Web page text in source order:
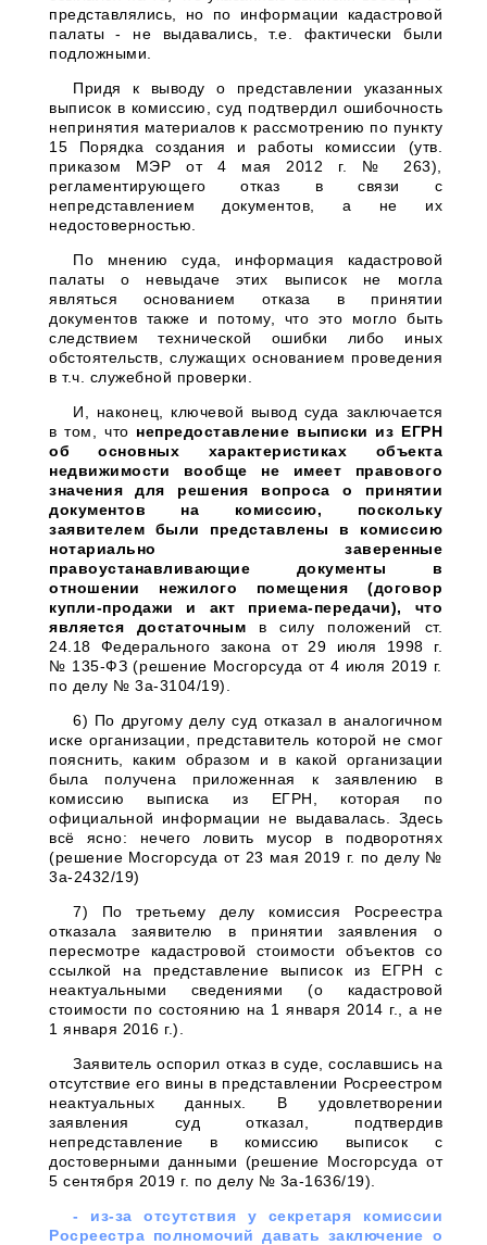
представлялись, но по информации кадастровой
палаты - не выдавались, т.е. фактически были
подложными.
Придя к выводу о представлении указанных
выписок в комиссию, суд подтвердил ошибочность
непринятия материалов к рассмотрению по пункту
15 Порядка создания и работы комиссии (утв.
приказом МЭР от 4 мая 2012 г. № 263),
регламентирующего отказ в связи с
непредставлением документов, а не их
недостоверностью.
По мнению суда, информация кадастровой
палаты о невыдаче этих выписок не могла
являться основанием отказа в принятии
документов также и потому, что это могло быть
следствием технической ошибки либо иных
обстоятельств, служащих основанием проведения
в т.ч. служебной проверки.
И, наконец, ключевой вывод суда заключается
в том, что непредоставление выписки из ЕГРН
об основных характеристиках объекта
недвижимости вообще не имеет правового
значения для решения вопроса о принятии
документов на комиссию, поскольку
заявителем были представлены в комиссию
нотариально заверенные
правоустанавливающие документы в
отношении нежилого помещения (договор
купли-продажи и акт приема-передачи), что
является достаточным в силу положений ст.
24.18 Федерального закона от 29 июля 1998 г.
№ 135-ФЗ (решение Мосгорсуда от 4 июля 2019 г.
по делу № 3а-3104/19).
6) По другому делу суд отказал в аналогичном
иске организации, представитель которой не смог
пояснить, каким образом и в какой организации
была получена приложенная к заявлению в
комиссию выписка из ЕГРН, которая по
официальной информации не выдавалась. Здесь
всё ясно: нечего ловить мусор в подворотнях
(решение Мосгорсуда от 23 мая 2019 г. по делу №
3а-2432/19)
7) По третьему делу комиссия Росреестра
отказала заявителю в принятии заявления о
пересмотре кадастровой стоимости объектов со
ссылкой на представление выписок из ЕГРН с
неактуальными сведениями (о кадастровой
стоимости по состоянию на 1 января 2014 г., а не
1 января 2016 г.).
Заявитель оспорил отказ в суде, сославшись на
отсутствие его вины в представлении Росреестром
неактуальных данных. В удовлетворении
заявления суд отказал, подтвердив
непредставление в комиссию выписок с
достоверными данными (решение Мосгорсуда от
5 сентября 2019 г. по делу № 3а-1636/19).
- из-за отсутствия у секретаря комиссии
Росреестра полномочий давать заключение о